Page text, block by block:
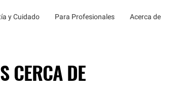
y Cuidado Para Profesionales Acerca de
CERCA DE